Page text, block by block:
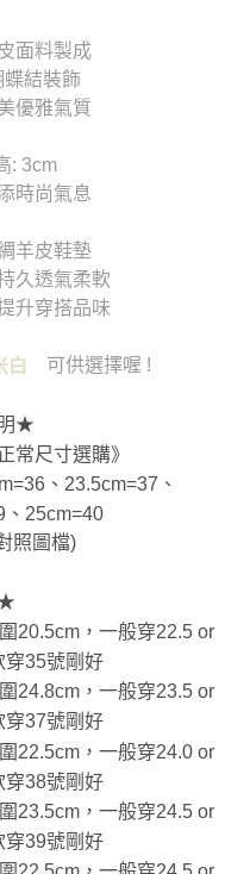
面料製成
結裝飾
優雅氣質
: 3cm
時尚氣息
羊皮鞋墊
久透氣柔軟
升穿搭品味
白 可供選擇喔 !
★
常尺寸選購》
、23.5cm=37、
、25cm=40
照圖檔)
20.5cm，一般穿22.5 or
穿35號剛好
24.8cm，一般穿23.5 or
穿37號剛好
22.5cm，一般穿24.0 or
穿38號剛好
23.5cm，一般穿24.5 or
穿39號剛好